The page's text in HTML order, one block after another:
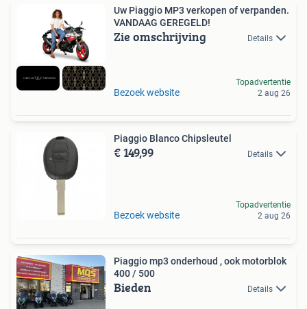
Uw Piaggio MP3 verkopen of verpanden.
VANDAAG GEREGELD!
Zie omschrijving Details
Bezoek website
Topadvertentie
2 aug 26
Piaggio Blanco Chipsleutel
€ 149,99 Details
Bezoek website
Topadvertentie
2 aug 26
Piaggio mp3 onderhoud , ook motorblok
400 / 500
Bieden Details